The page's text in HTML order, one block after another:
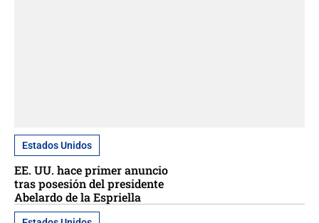
Estados Unidos
EE. UU. hace primer anuncio
tras posesión del presidente
Abelardo de la Espriella